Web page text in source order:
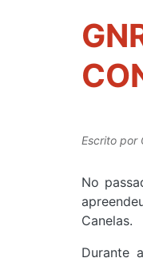
Escrito por
No
Canelas.
Durante